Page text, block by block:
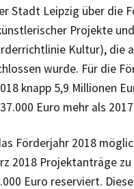
Stadt Leipzig über die
Projekte und
Kultur), die
wurde. Für die
knapp 5,9 Millionen
Euro mehr als
Förderjahr 2018
2018 Projektanträge
Euro reserviert.